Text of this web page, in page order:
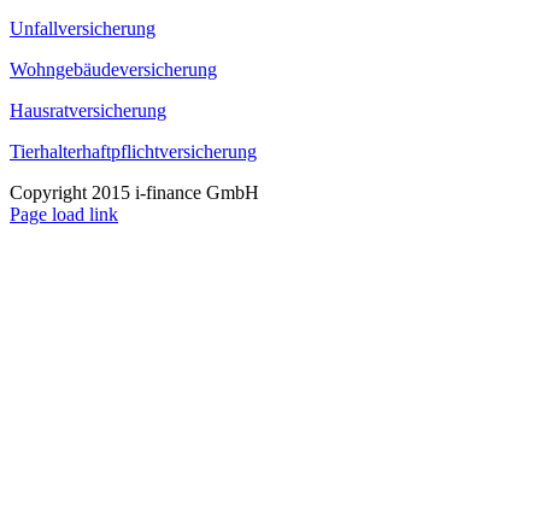
Unfallversicherung
Wohngebäudeversicherung
Hausratversicherung
Tierhalterhaftpflichtversicherung
Copyright 2015 i-finance GmbH
Page load link